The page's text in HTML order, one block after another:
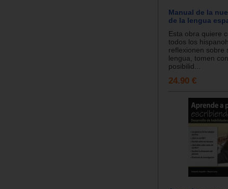
Manual de la
de la lengua
Esta obra quiere
todos los
reflexionen sobre
lengua, tomen
posibilid...
24.90 €